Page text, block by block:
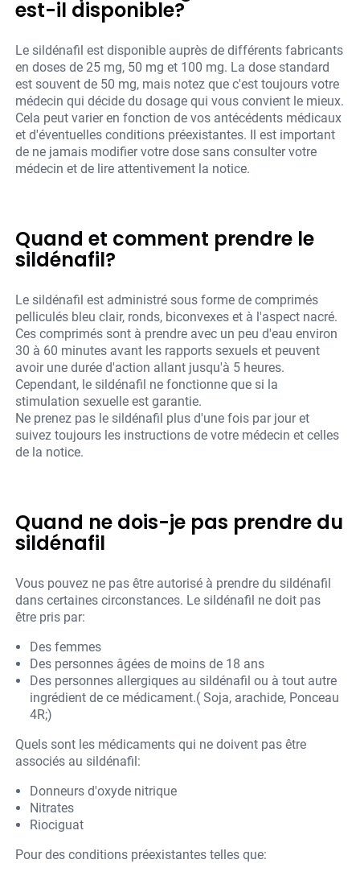
est-il disponible?
Le sildénafil est disponible auprès de différents fabricants
en doses de 25 mg, 50 mg et 100 mg. La dose standard
est souvent de 50 mg, mais notez que c'est toujours votre
médecin qui décide du dosage qui vous convient le mieux.
Cela peut varier en fonction de vos antécédents médicaux
et d'éventuelles conditions préexistantes. Il est important
de ne jamais modifier votre dose sans consulter votre
médecin et de lire attentivement la notice.
Quand et comment prendre le
sildénafil?
Le sildénafil est administré sous forme de comprimés
pelliculés bleu clair, ronds, biconvexes et à l'aspect nacré.
Ces comprimés sont à prendre avec un peu d'eau environ
30 à 60 minutes avant les rapports sexuels et peuvent
avoir une durée d'action allant jusqu'à 5 heures.
Cependant, le sildénafil ne fonctionne que si la
stimulation sexuelle est garantie.
Ne prenez pas le sildénafil plus d'une fois par jour et
suivez toujours les instructions de votre médecin et celles
de la notice.
Quand ne dois-je pas prendre du
sildénafil
Vous pouvez ne pas être autorisé à prendre du sildénafil
dans certaines circonstances. Le sildénafil ne doit pas
être pris par:
Des femmes
Des personnes âgées de moins de 18 ans
Des personnes allergiques au sildénafil ou à tout autre
ingrédient de ce médicament.( Soja, arachide, Ponceau
4R;)
Quels sont les médicaments qui ne doivent pas être
associés au sildénafil:
Donneurs d'oxyde nitrique
Nitrates
Riociguat
Pour des conditions préexistantes telles que: